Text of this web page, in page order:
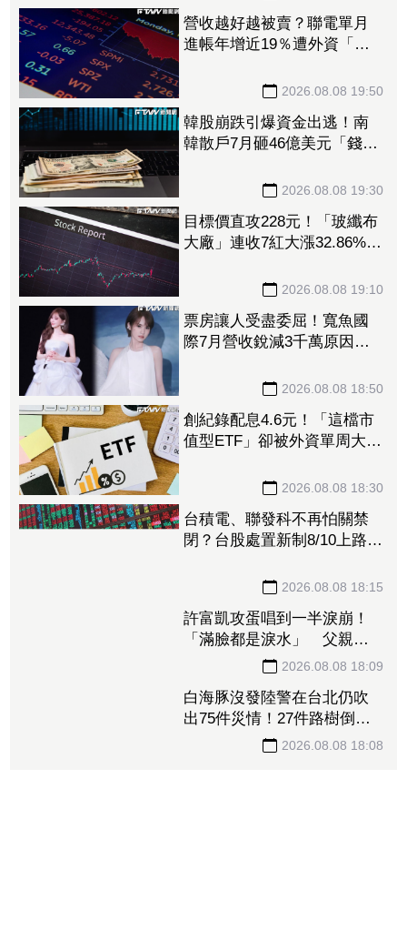
營收越好越被賣？聯電單月
進帳年增近19％遭外資「砍
營收刷49個月新高也挨刀
2026.08.08 19:50
韓股崩跌引爆資金出逃！南
韓散戶7月砸46億美元「錢」
2026.08.08 19:30
目標價直攻228元！「玻纖布
大廠」連收7紅大漲32.86%
2026.08.08 19:10
票房讓人受盡委屈！寬魚國
際7月營收銳減3千萬原因曝
網笑翻：是吃了誠實果實嗎
2026.08.08 18:50
創紀錄配息4.6元！「這檔市
值型ETF」卻被外資單周大砍
被抽回2億元
2026.08.08 18:30
台積電、聯發科不再怕關禁
閉？台股處置新制8/10上路！
2026.08.08 18:15
許富凱攻蛋唱到一半淚崩！
「滿臉都是淚水」 父親節
開唱思念亡父
白海豚沒發陸警在台北仍吹
出75件災情！27件路樹倒